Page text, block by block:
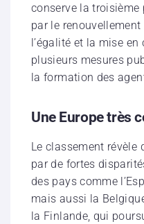
conserve la troisième
par le
l’égalité et la mise
plusieurs mesures
la formation des
Une Europe très
Le classement révèle
par de fortes
des pays comme
mais aussi la
la Finlande, qui